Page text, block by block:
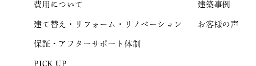
費用について
建て替え・リフォーム・リノベーション
保証・アフターサポート体制
PICK UP
建築事例
お客様の声